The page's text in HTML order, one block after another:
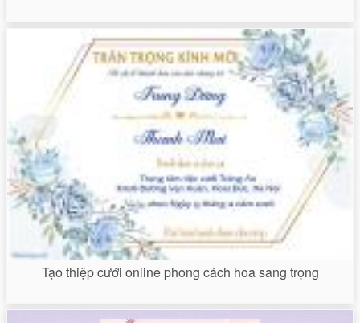
Tạo thiệp cưới online phong cách hoa sang trọng